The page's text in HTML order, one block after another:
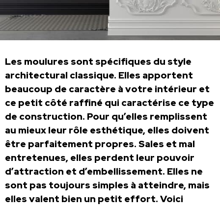
Les moulures sont spécifiques du style
architectural classique. Elles apportent
beaucoup de caractère à votre intérieur et
ce petit côté raffiné qui caractérise ce type
de construction. Pour qu’elles remplissent
au mieux leur rôle esthétique, elles doivent
être parfaitement propres. Sales et mal
entretenues, elles perdent leur pouvoir
d’attraction et d’embellissement. Elles ne
sont pas toujours simples à atteindre, mais
elles valent bien un petit effort. Voici